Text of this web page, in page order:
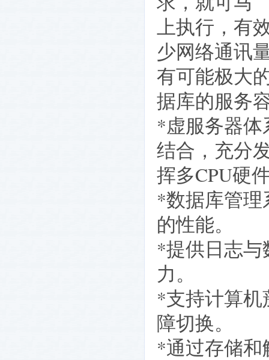
上执行，有
少网络通讯
有可能极大
据库的服务
*虚服务器体
结合，充分
挥多CPU硬
*数据库管理
的性能。
*提供日志与
力。
*支持计算机
障切换。
*通过存储和